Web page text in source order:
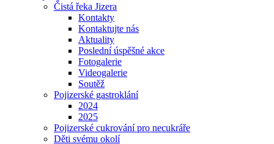
Čistá řeka Jizera
Kontakty
Kontaktujte nás
Aktuality
Poslední úspěšné akce
Fotogalerie
Videogalerie
Soutěž
Pojizerské gastroklání
2024
2025
Pojizerské cukrování pro necukráře
Děti svému okolí